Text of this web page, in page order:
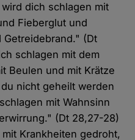
dich schlagen mit
Fieberglut und
(Dt
schlagen mit dem
Beulen und mit Krätze
nicht geheilt werden
mit Wahnsinn
(Dt 28,27-28)
Krankheiten gedroht,